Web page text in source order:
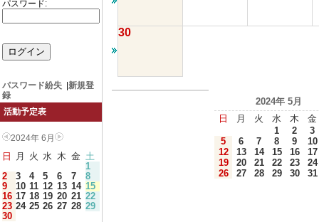
パスワード:
パスワード紛失
新規登
録
活動予定表
2024年 6月
日 月 火 水 木 金 土
1
2
3 4 5 6 7
8
9
10 11 12 13 14 15
16 17 18 19 20 21 22
23 24 25 26 27 28 29
30
30
2024年 5月
日
月 火 水 木
金
1
2
3
5
6 7 8 9
10
12
13 14 15 16
17
19
20 21 22 23
24
26
27 28 29 30 31